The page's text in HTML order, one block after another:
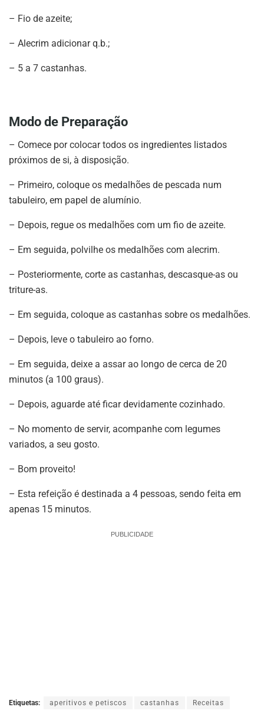
– Fio de azeite;
– Alecrim adicionar q.b.;
– 5 a 7 castanhas.
Modo de Preparação
– Comece por colocar todos os ingredientes listados
próximos de si, à disposição.
– Primeiro, coloque os medalhões de pescada num
tabuleiro, em papel de alumínio.
– Depois, regue os medalhões com um fio de azeite.
– Em seguida, polvilhe os medalhões com alecrim.
– Posteriormente, corte as castanhas, descasque-as ou
triture-as.
– Em seguida, coloque as castanhas sobre os medalhões.
– Depois, leve o tabuleiro ao forno.
– Em seguida, deixe a assar ao longo de cerca de 20
minutos (a 100 graus).
– Depois, aguarde até ficar devidamente cozinhado.
– No momento de servir, acompanhe com legumes
variados, a seu gosto.
– Bom proveito!
– Esta refeição é destinada a 4 pessoas, sendo feita em
apenas 15 minutos.
PUBLICIDADE
Etiquetas: aperitivos e petiscos castanhas Receitas